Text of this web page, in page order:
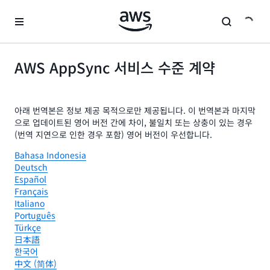
AWS AppSync 서비스 수준 계약
아래 번역본은 정보 제공 목적으로만 제공됩니다. 이 번역본과 마지막
으로 업데이트된 영어 버전 간에 차이, 불일치 또는 상충이 있는 경우
(번역 지연으로 인한 경우 포함) 영어 버전이 우선합니다.
Bahasa Indonesia
Deutsch
Español
Français
Italiano
Português
Türkçe
日本語
한국어
中文 (简体)